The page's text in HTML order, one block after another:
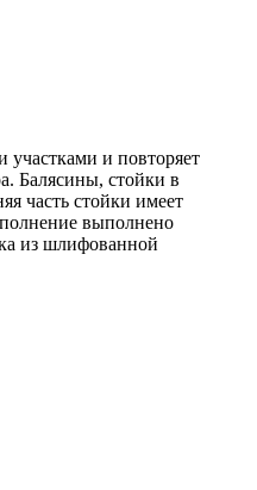
и повторяет
Балясины, стойки в
часть стойки имеет
выполнено
из шлифованной